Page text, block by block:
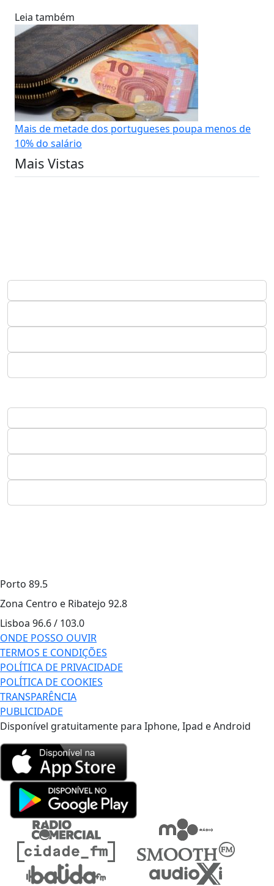
Leia também
Mais de metade dos portugueses poupa menos de
10% do salário
Mais Vistas
Porto 89.5
Zona Centro e Ribatejo 92.8
Lisboa 96.6 / 103.0
ONDE POSSO OUVIR
TERMOS E CONDIÇÕES
POLÍTICA DE PRIVACIDADE
POLÍTICA DE COOKIES
TRANSPARÊNCIA
PUBLICIDADE
Disponível gratuitamente para Iphone, Ipad e Android